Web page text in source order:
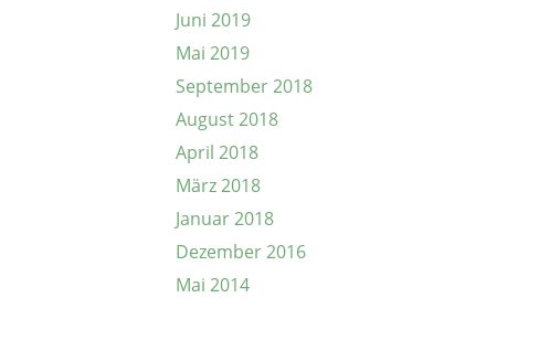
Juni 2019
Mai 2019
September 2018
August 2018
April 2018
März 2018
Januar 2018
Dezember 2016
Mai 2014